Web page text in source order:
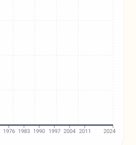
1976 1983 1990 1997 2004 2011 2024